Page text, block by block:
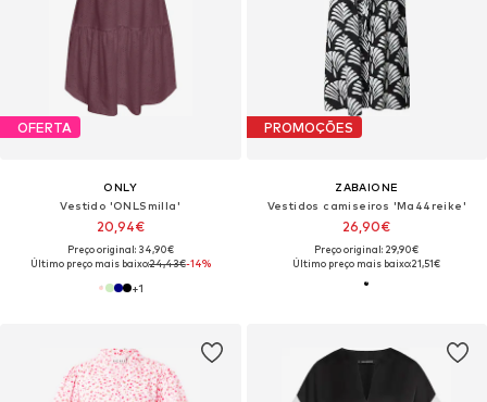
OFERTA
ONLY
Vestido 'ONLSmilla'
20,94€
Preço original: 34,90€
Último preço mais baixo:24,43€-14%
+1
PROMOÇÕES
ZABAIONE
Vestidos camiseiros 'Ma44reike'
26,90€
Preço original: 29,90€
Último preço mais baixo:21,51€